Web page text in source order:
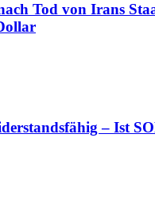
Tod von Irans
– Ist